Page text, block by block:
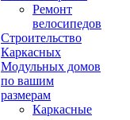
Ремонт
велосипедов
Строительство
Каркасных
Модульных домов
по вашим
размерам
Каркасные